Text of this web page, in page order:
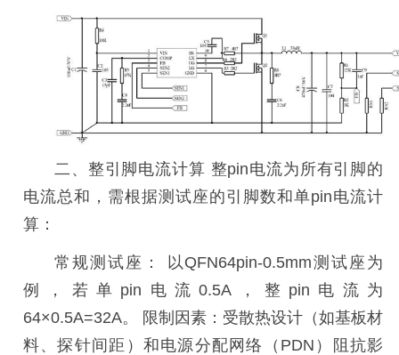
二、 整引脚电流计算 整pin电流为所有引脚的
电流总和，需根据测试座的引脚数和单pin电流计
算：
常规测试座： 以 QFN64pin-0.5mm测试座为
例，若单pin电流0.5A，整pin电流为
64×0.5A=32A。 限制因素：受散热设计（如基板材
料、探针间距）和电源分配网络（PDN）阻抗影